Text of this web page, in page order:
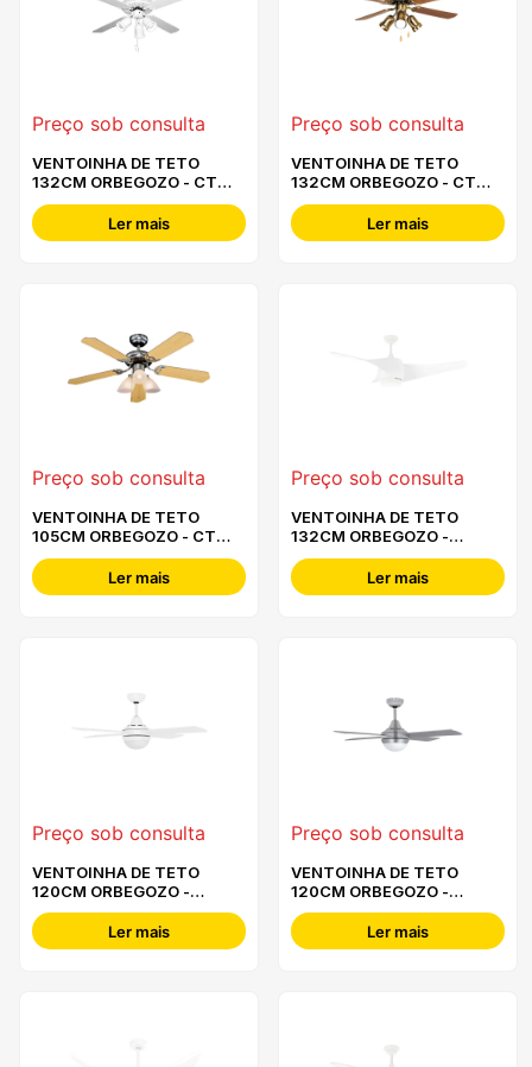
Preço sob consulta
VENTOINHA DE TETO
132CM ORBEGOZO - CT
35132 B
Ler mais
Preço sob consulta
VENTOINHA DE TETO
132CM ORBEGOZO - CT
30132 M
Ler mais
Preço sob consulta
VENTOINHA DE TETO
105CM ORBEGOZO - CT
12105
Ler mais
Preço sob consulta
VENTOINHA DE TETO
132CM ORBEGOZO -
CPW04132
Ler mais
Preço sob consulta
VENTOINHA DE TETO
120CM ORBEGOZO -
CPW03120
Ler mais
Preço sob consulta
VENTOINHA DE TETO
120CM ORBEGOZO -
CPW02120
Ler mais